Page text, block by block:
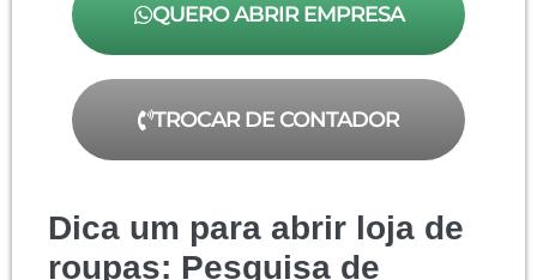
QUERO ABRIR EMPRESA
TROCAR DE CONTADOR
Dica um para abrir loja de
roupas: Pesquisa de